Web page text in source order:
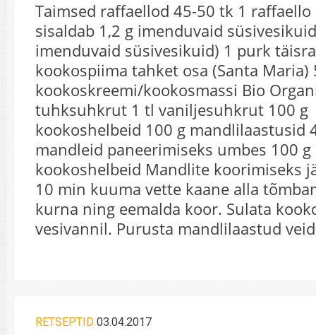
Taimsed raffaellod 45-50 tk 1 raffaello
sisaldab 1,2 g imenduvaid
imenduvaid süsivesikuid) 1 purk
kookospiima tahket osa (Santa Maria)
kookoskreemi/kookosmassi Bio
tuhksuhkrut 1 tl vaniljesuhkrut 100 g
kookoshelbeid 100 g mandlilaastusid
mandleid paneerimiseks umbes 100 g
kookoshelbeid Mandlite koorimiseks
10 min kuuma vette kaane alla
kurna ning eemalda koor. Sulata
vesivannil. Purusta mandlilaastud
RETSEPTID 03.04.2017